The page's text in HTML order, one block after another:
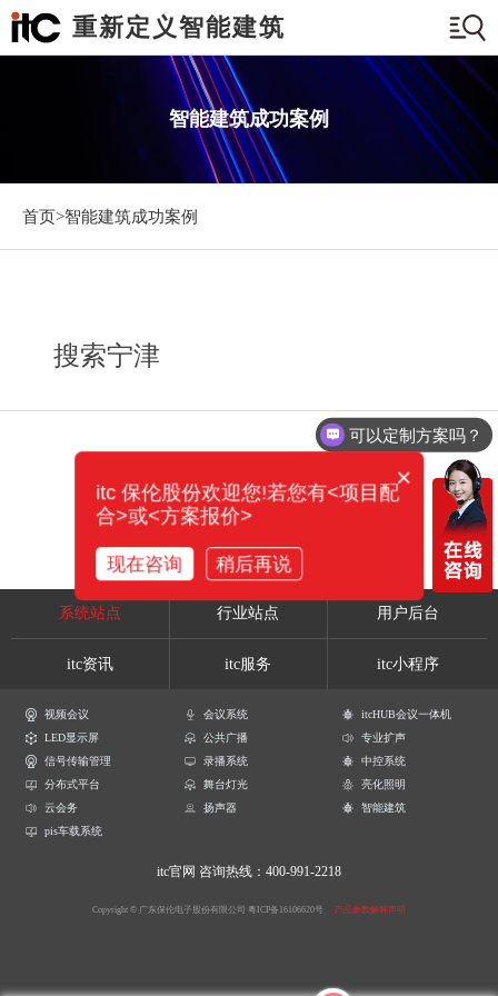
重新定义智能建筑
智能建筑成功案例
首页>智能建筑成功案例
搜索宁津
系统站点 行业站点 用户后台
itc资讯 itc服务 itc小程序
视频会议 会议系统
itcHUB会议一体机
LED显示屏
公共广播
专业扩声
信号传输管理
录播系统
中控系统
分布式平台
舞台灯光
亮化照明
云会务
扬声器
智能建筑
pis车载系统
itc官网 咨询热线：400-991-2218
Copyright © 广东保伦电子股份有限公司 粤ICP备16106620号 产品参数解释声明
可以定制方案吗？
×
itc 保伦股份欢迎您!若您有<项目配
合>或<方案报价>
现在咨询 稍后再说